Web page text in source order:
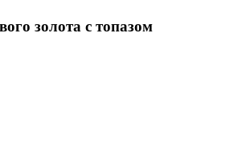
золота с топазом